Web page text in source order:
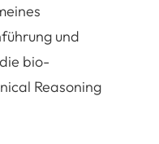
und
bio-
Reasoning